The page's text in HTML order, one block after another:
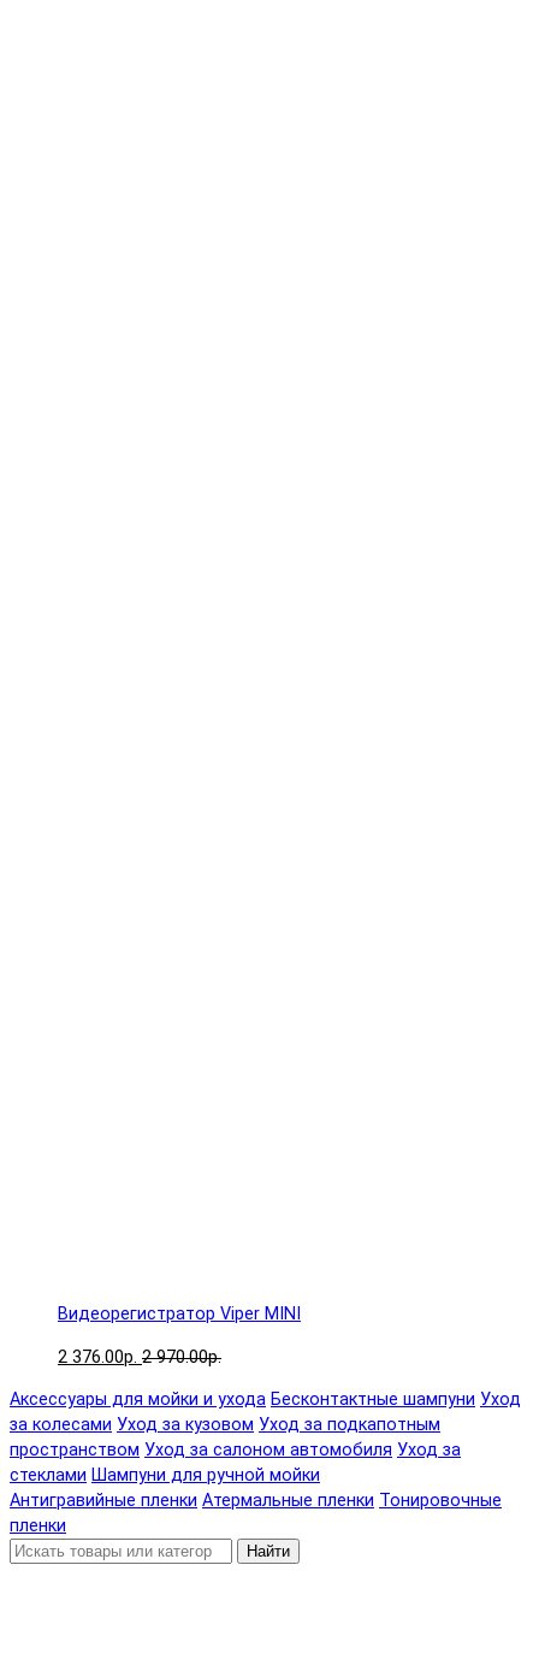
Видеорегистратор Viper MINI
2 376.00р. 2 970.00р.
Аксессуары для мойки и ухода Бесконтактные шампуни Уход
за колесами Уход за кузовом Уход за подкапотным
пространством Уход за салоном автомобиля Уход за
стеклами Шампуни для ручной мойки
Антигравийные пленки Атермальные пленки Тонировочные
пленки
Найти